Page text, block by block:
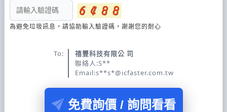
為避免垃圾訊息，請協助輸入驗證碼，謝謝您的耐心
To:
禧豐科技有限公 司
聯絡人:S**
Email:s**s*@icfaster.com.tw
免費詢價 / 詢問看看